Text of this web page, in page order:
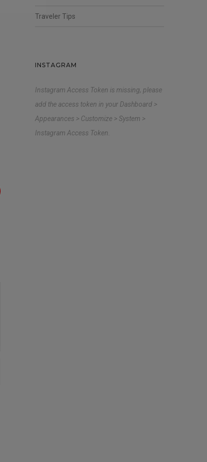
Traveler Tips
INSTAGRAM
Instagram Access Token is missing, please
add the access token in your Dashboard >
Appearances > Customize > System >
Instagram Access Token.